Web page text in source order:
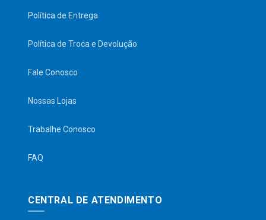
Política de Entrega
Política de Troca e Devolução
Fale Conosco
Nossas Lojas
Trabalhe Conosco
FAQ
CENTRAL DE ATENDIMENTO